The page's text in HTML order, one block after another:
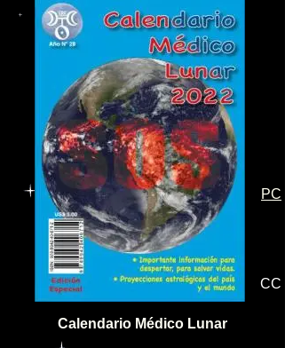
Calendario Médico Lunar
PC
CC